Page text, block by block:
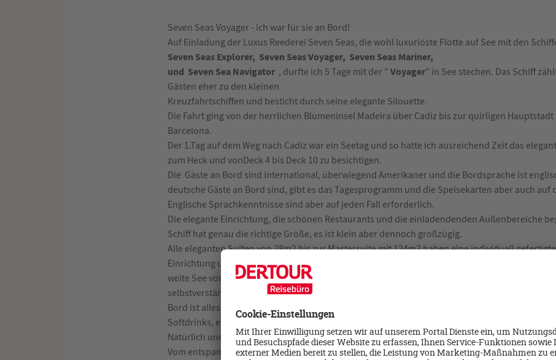
Seven Seas Voyager - ich war für sie an Bord!
Auf Einladung der Luxus Reederei Seven Seas, die wohl luxuriöste Flotte auf See mit den
Seven Seas Explorer, Seven Seas Voyager, Seven Seas Mariner,
und Seven Sea Navigator , durfte ich 5 Tage mit der " Voyager" in See stechen. Das Schiff
Gästen eher zu den kleinen
Kreuzfahrtschiffen und besticht durch seine elegante Silouette.
Die Fahrt ging von der herrlichen Blumeninsel Madeira über Cadiz bis zur quirligen
Barcelona.
Der 1.Tag auf dem Weg nach Cadiz war ein Seetag und so hatte ich ausreichend Zeit das
zum Heck und vonDeck 4 bis Deck 10 zu besichtigen.
Die Gäste an Bord sind international, überwiegend Amerikaner und die Bordsprache ist
deutsche Gäste an Bord sind, gibt es das Tagesprogramm und die Speisekarten aber auch auf
Englische Sprachkenntnisse sind aber auf jeden Fall erforderlich.
Die elegante Einrichtung, die schönen Restaurants und die einladendenden Außenbereiche
Schiff hat genau die richtige Größe, es ist klein aber dennoch großzügig.
Alle eleganten Suiten von 28m2 bis zur Mastersuite mit 124m2 haben eine individuell
Einrichtung und eine private eigene Veranda, hier kann der Gast die täglich wandelnde
weite See von seiner persönlichen Luxus Oase aus genießen.Neben einem begehbaren
selbstverständlich auch eine Minibar die nach den persönlichen Getränkewünschen der
Bord ist alles inklusive, egal ob ein namhafter Champagner, edle Weine, Bier, Spirituosen und
Softdrinks, es wird einfach jeder Wunsch erfüllt.
Natürlich und das ist ja mit das Wichtigste auf einem Schiff, das Essen, muss unbedingt erwähnt
Vom entspannten Frühstück im Restaurant La Veranda, wo man bei schönem Wetter auch